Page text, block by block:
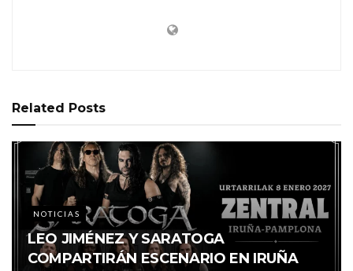
Related Posts
NOTICIAS
LEO JIMÉNEZ Y SARATOGA
COMPARTIRÁN ESCENARIO EN IRUÑA